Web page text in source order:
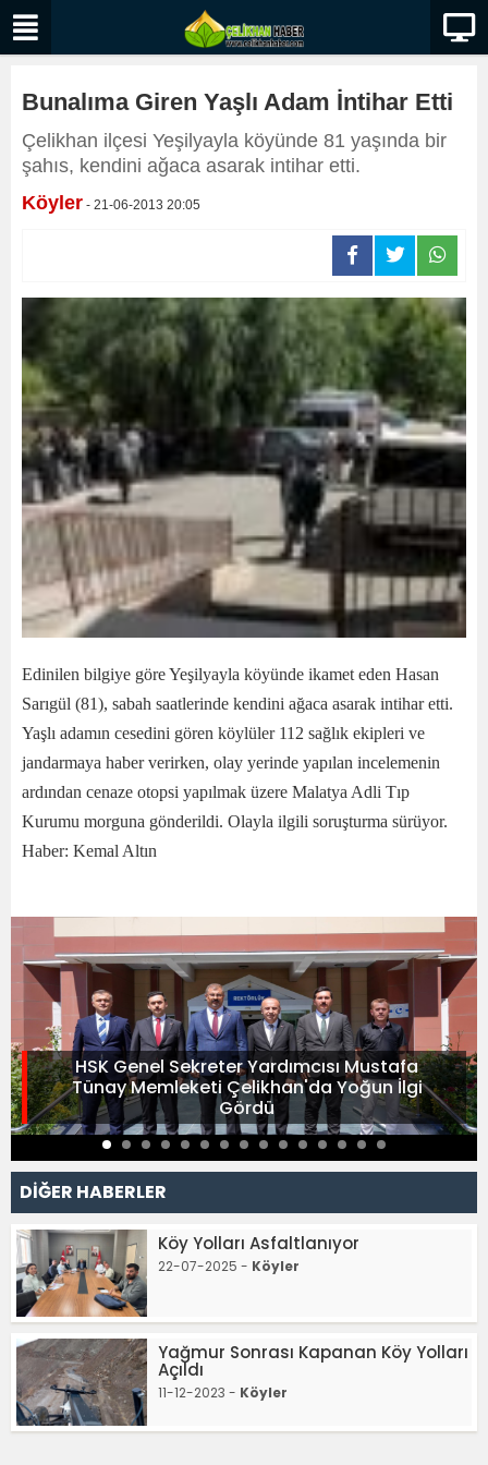
Bunalıma Giren Yaşlı Adam İntihar Etti
Çelikhan ilçesi Yeşilyayla köyünde 81 yaşında bir
şahıs, kendini ağaca asarak intihar etti.
Köyler - 21-06-2013 20:05
Edinilen bilgiye göre Yeşilyayla köyünde ikamet eden Hasan
Sarıgül (81), sabah saatlerinde kendini ağaca asarak intihar etti.
Yaşlı adamın cesedini gören köylüler 112 sağlık ekipleri ve
jandarmaya haber verirken, olay yerinde yapılan incelemenin
ardından cenaze otopsi yapılmak üzere Malatya Adli Tıp
Kurumu morguna gönderildi. Olayla ilgili soruşturma sürüyor.
Haber: Kemal Altın
HSK Genel Sekreter Yardımcısı Mustafa
Tünay Memleketi Çelikhan'da Yoğun İlgi
Gördü
DİĞER HABERLER
Köy Yolları Asfaltlanıyor
22-07-2025 - Köyler
Yağmur Sonrası Kapanan Köy Yolları
Açıldı
11-12-2023 - Köyler